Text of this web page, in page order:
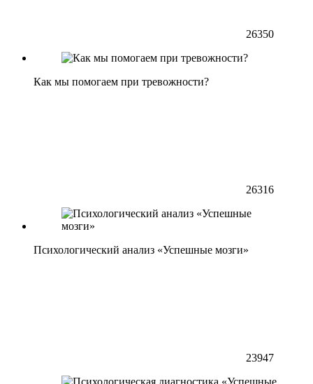
26350
Как мы помогаем при тревожности?
26316
Психологический анализ «Успешные мозги»
23947